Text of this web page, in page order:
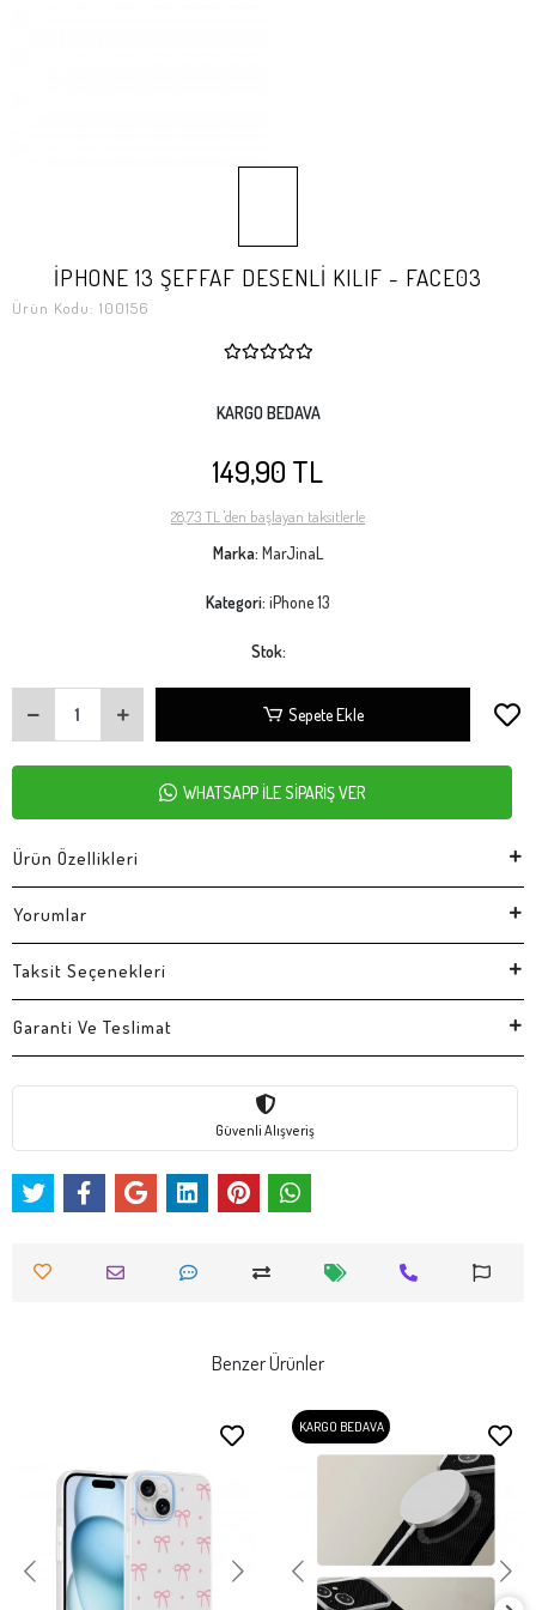
İPHONE 13 ŞEFFAF DESENLİ KILIF - FACE03
Ürün Kodu: 100156
KARGO BEDAVA
149,90 TL
28,73 TL 'den başlayan taksitlerle
Marka: MarJinaL
Kategori: iPhone 13
Stok:
Sepete Ekle
WHATSAPP İLE SİPARİŞ VER
Ürün Özellikleri
Yorumlar
Taksit Seçenekleri
Garanti Ve Teslimat
Güvenli Alışveriş
Benzer Ürünler
KARGO BEDAVA